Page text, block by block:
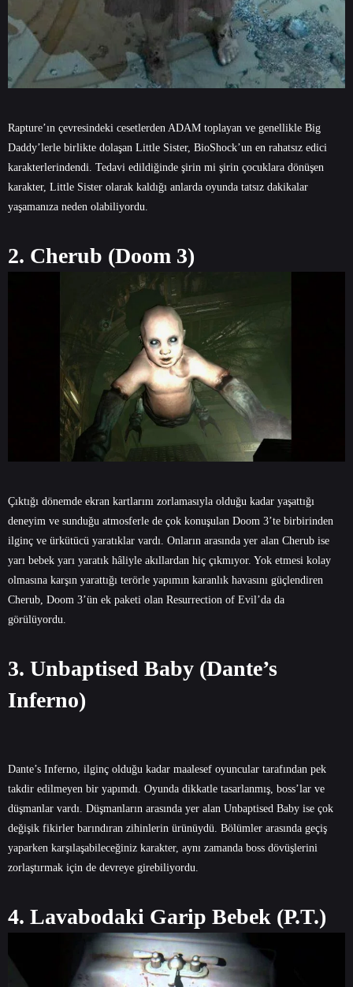
Rapture’ın çevresindeki cesetlerden ADAM toplayan ve genellikle Big
Daddy’lerle birlikte dolaşan Little Sister, BioShock’un en rahatsız edici
karakterlerindendi. Tedavi edildiğinde şirin mi şirin çocuklara dönüşen
karakter, Little Sister olarak kaldığı anlarda oyunda tatsız dakikalar
yaşamanıza neden olabiliyordu.
2. Cherub (Doom 3)
Çıktığı dönemde ekran kartlarını zorlamasıyla olduğu kadar yaşattığı
deneyim ve sunduğu atmosferle de çok konuşulan Doom 3’te birbirinden
ilginç ve ürkütücü yaratıklar vardı. Onların arasında yer alan Cherub ise
yarı bebek yarı yaratık hâliyle akıllardan hiç çıkmıyor. Yok etmesi kolay
olmasına karşın yarattığı terörle yapımın karanlık havasını güçlendiren
Cherub, Doom 3’ün ek paketi olan Resurrection of Evil’da da
görülüyordu.
3. Unbaptised Baby (Dante’s
Inferno)
Dante’s Inferno, ilginç olduğu kadar maalesef oyuncular tarafından pek
takdir edilmeyen bir yapımdı. Oyunda dikkatle tasarlanmış, boss’lar ve
düşmanlar vardı. Düşmanların arasında yer alan Unbaptised Baby ise çok
değişik fikirler barındıran zihinlerin ürünüydü. Bölümler arasında geçiş
yaparken karşılaşabileceğiniz karakter, aynı zamanda boss dövüşlerini
zorlaştırmak için de devreye girebiliyordu.
4. Lavabodaki Garip Bebek (P.T.)